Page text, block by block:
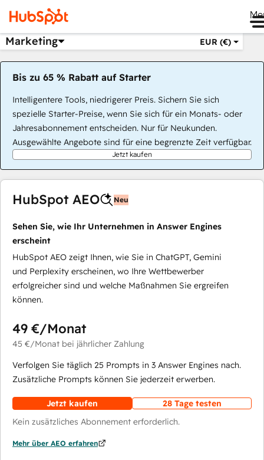
Marketing EUR (€)
Bis zu 65 % Rabatt auf Starter
Intelligentere Tools, niedrigerer Preis. Sichern Sie sich
spezielle Starter-Preise, wenn Sie sich für ein Monats- oder
Jahresabonnement entscheiden. Nur für Neukunden.
Ausgewählte Angebote sind für eine begrenzte Zeit verfügbar.
Jetzt kaufen
HubSpot AEO Neu
Sehen Sie, wie Ihr Unternehmen in Answer Engines
erscheint
HubSpot AEO zeigt Ihnen, wie Sie in ChatGPT, Gemini
und Perplexity erscheinen, wo Ihre Wettbewerber
erfolgreicher sind und welche Maßnahmen Sie ergreifen
können.
49 €/Monat
45 €/Monat bei jährlicher Zahlung
Verfolgen Sie täglich 25 Prompts in 3 Answer Engines nach.
Zusätzliche Prompts können Sie jederzeit erwerben.
Jetzt kaufen
28 Tage testen
Kein zusätzliches Abonnement erforderlich.
Mehr über AEO erfahren